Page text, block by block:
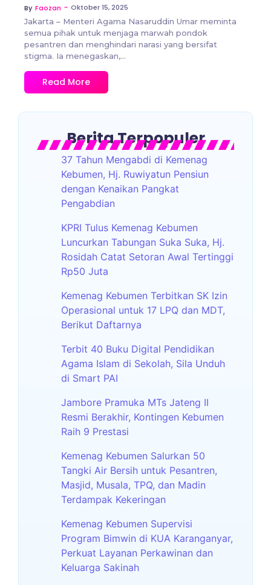
By Faozan ~ Oktober 15, 2025
Jakarta – Menteri Agama Nasaruddin Umar meminta
semua pihak untuk menjaga marwah pondok
pesantren dan menghindari narasi yang bersifat
stigma. Ia menegaskan,...
Read More
Berita Terpopuler
37 Tahun Mengabdi di Kemenag
Kebumen, Hj. Ruwiyatun Pensiun
dengan Kenaikan Pangkat
Pengabdian
KPRI Tulus Kemenag Kebumen
Luncurkan Tabungan Suka Suka, Hj.
Rosidah Catat Setoran Awal Tertinggi
Rp50 Juta
Kemenag Kebumen Terbitkan SK Izin
Operasional untuk 17 LPQ dan MDT,
Berikut Daftarnya
Terbit 40 Buku Digital Pendidikan
Agama Islam di Sekolah, Sila Unduh
di Smart PAI
Jambore Pramuka MTs Jateng II
Resmi Berakhir, Kontingen Kebumen
Raih 9 Prestasi
Kemenag Kebumen Salurkan 50
Tangki Air Bersih untuk Pesantren,
Masjid, Musala, TPQ, dan Madin
Terdampak Kekeringan
Kemenag Kebumen Supervisi
Program Bimwin di KUA Karanganyar,
Perkuat Layanan Perkawinan dan
Keluarga Sakinah